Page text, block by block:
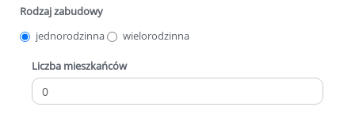
Rodzaj zabudowy
jednorodzinna
wielorodzinna
Liczba mieszkańców